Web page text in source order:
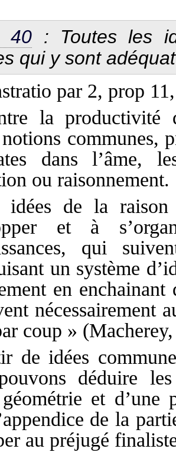
40 : Toutes les
qui y sont
par 2, prop
la productivité
notions communes,
dans l’âme,
ou raisonnement.
idées de la
et à
qui
un système
en
nécessairement
coup »
de idées
déduire
géométrie et
de la
au préjugé